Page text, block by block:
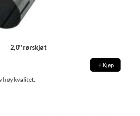
2,0'' rørskjøt
Kjøp
høy kvalitet.